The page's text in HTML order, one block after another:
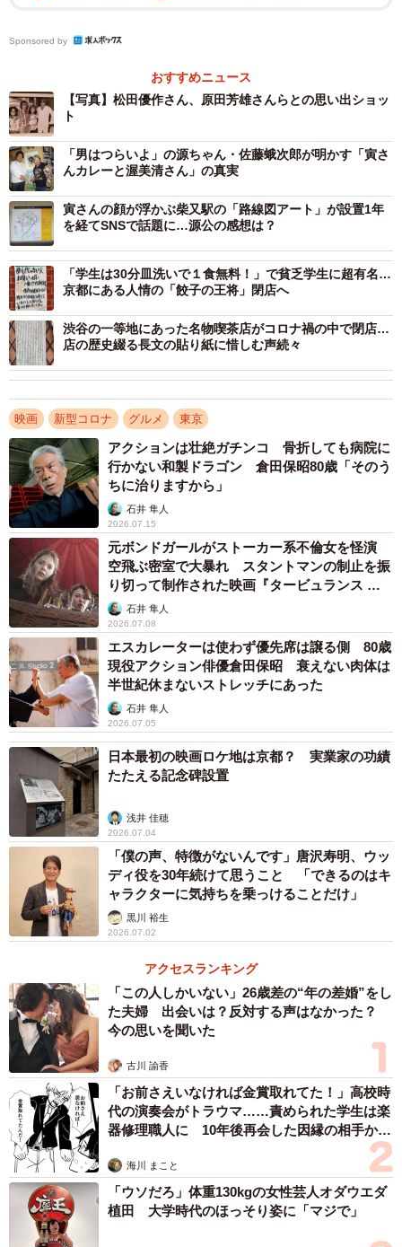
名物の「寅さんカレー」(手前)を振る舞いながら、店の思い出を語る佐藤
蛾次郎＝東京・銀座の「Pabu 蛾次ママ」
3/7
共に店を切り盛りした妻・和子さんの写真を前に思いを語る佐藤蛾次郎
(右)と長男・亮太＝東京・銀座の「Pabu 蛾次ママ」
だが、緊急事態宣言を受け、今年４月から３か月間休
業。亮太は当サイトの取材に「休業中も家賃は払い、7月7
日から再開しましたが、月末までにお客様は１０人。８月
に少し増えて２５から３０人くらいの間。９月に４０～５
０人くらいで、１０月が６０人くらいまでになりました
が、１１月にまた感染者が増えたこともあって、２０人く
らいに減ってしまった。都にお金は申請していただきまし
たけど、銀座ということを考えたら、家賃にもならないで
すから。営業面でも疲弊してしまいました」と証言する。
そして、苦渋の選択として１１月下旬にブログで閉店の
告知をした。亮太は「店を閉めるからと言って、この状況
ですから来てくださいとは言えませんし…」。１２月に入
っても客がゼロという日もあったが、最後の日へのカウン
トダウンとなるにつれ、口コミで閉店情報が広がり、駆け
込み客が今月半ばを過ぎてから徐々に増えて来た。蛾次郎
は接客しながら「なるようになるさ。後は野となれ山とな
れ」と前向きにふるまう。
Sponsored by
おすすめニュース
【写真】松田優作さん、原田芳雄さんらとの思い出ショッ
ト
「男はつらいよ」の源ちゃん・佐藤蛾次郎が明かす「寅さ
んカレーと渥美清さん」の真実
寅さんの顔が浮かぶ柴又駅の「路線図アート」が設置1年
を経てSNSで話題に…源公の感想は？
「学生は30分皿洗いで１食無料！」で貧乏学生に超有名…
京都にある人情の「餃子の王将」閉店へ
渋谷の一等地にあった名物喫茶店がコロナ禍の中で閉店…
店の歴史綴る長文の貼り紙に惜しむ声続々
映画 新型コロナ グルメ 東京
アクションは壮絶ガチンコ 骨折しても病院に
行かない和製ドラゴン 倉田保昭80歳「そのう
ちに治りますから」
石井 隼人
2026.07.15
元ボンドガールがストーカー系不倫女を怪演
空飛ぶ密室で大暴れ スタントマンの制止を振
り切って制作された映画『タービュランス 絶
空16000フィート』
石井 隼人
2026.07.08
エスカレーターは使わず優先席は譲る側 80歳
現役アクション俳優倉田保昭 衰えない肉体は
半世紀休まないストレッチにあった
石井 隼人
2026.07.05
日本最初の映画ロケ地は京都？ 実業家の功績
たたえる記念碑設置
浅井 佳穂
2026.07.04
「僕の声、特徴がないんです」唐沢寿明、ウッ
ディ役を30年続けて思うこと 「できるのはキ
ャラクターに気持ちを乗っけることだけ」
黒川 裕生
2026.07.02
アクセスランキング
「この人しかいない」26歳差の“年の差婚”をし
た夫婦 出会いは？反対する声はなかった？
今の思いを聞いた
古川 諭香
「お前さえいなければ金賞取れてた！」高校時
代の演奏会がトラウマ……責められた学生は楽
器修理職人に 10年後再会した因縁の相手から
海川 まこと
「ウソだろ」体重130kgの女性芸人オダウエダ
植田 大学時代のほっそり姿に「マジで」